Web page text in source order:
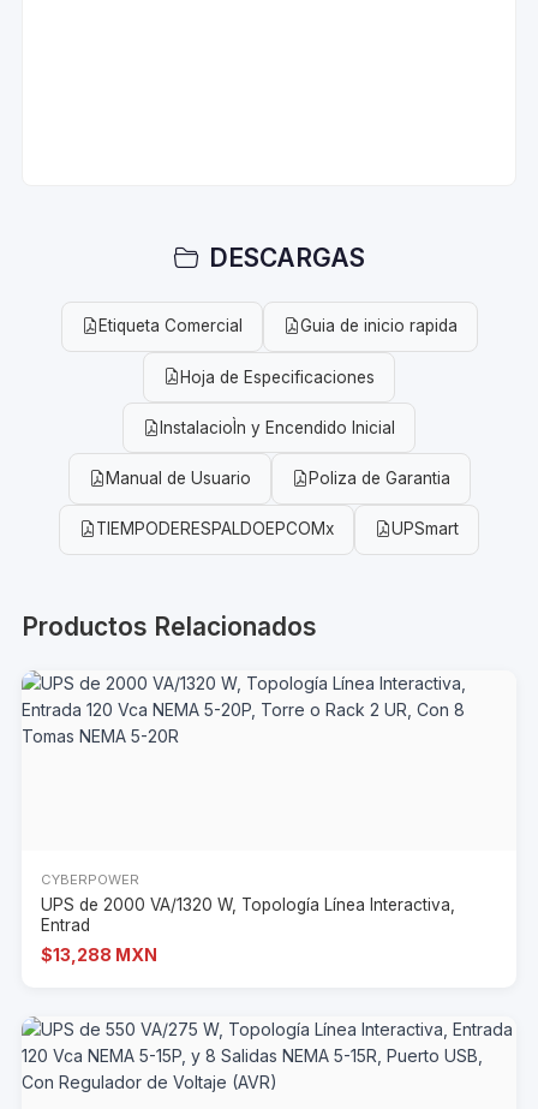
DESCARGAS
Etiqueta Comercial Guia de inicio rapida
Hoja de Especificaciones
InstalacioÌn y Encendido Inicial
Manual de Usuario Poliza de Garantia
TIEMPODERESPALDOEPCOMx UPSmart
Productos Relacionados
CYBERPOWER
UPS de 2000 VA/1320 W, Topología Línea Interactiva,
Entrad
$13,288 MXN